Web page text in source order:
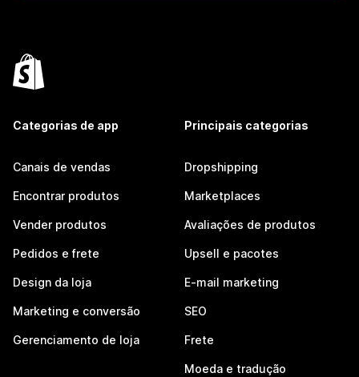
Categorias de app
Canais de vendas
Encontrar produtos
Vender produtos
Pedidos e frete
Design da loja
Marketing e conversão
Gerenciamento de loja
Principais categorias
Dropshipping
Marketplaces
Avaliações de produtos
Upsell e pacotes
E-mail marketing
SEO
Frete
Moeda e tradução